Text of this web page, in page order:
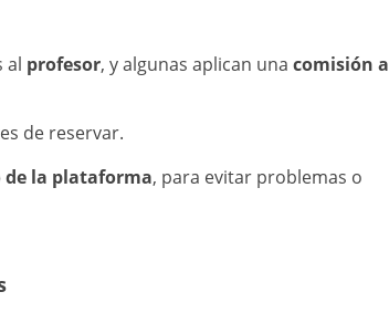
al profesor, y algunas aplican unacomisión a
de reservar.
la plataforma, para evitar problemas o